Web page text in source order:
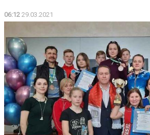
06:12 29.03.2021